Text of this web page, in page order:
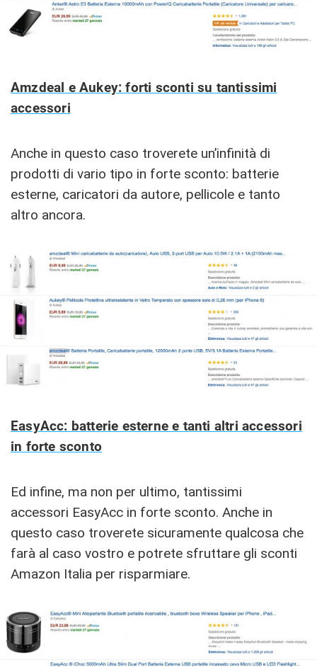
Amzdeal e Aukey: forti sconti su tantissimi
accessori
Anche in questo caso troverete un’infinità di
prodotti di vario tipo in forte sconto: batterie
esterne, caricatori da autore, pellicole e tanto
altro ancora.
EasyAcc: batterie esterne e tanti altri accessori
in forte sconto
Ed infine, ma non per ultimo, tantissimi
accessori EasyAcc in forte sconto. Anche in
questo caso troverete sicuramente qualcosa che
farà al caso vostro e potrete sfruttare gli sconti
Amazon Italia per risparmiare.